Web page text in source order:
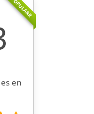
POPULARR
en